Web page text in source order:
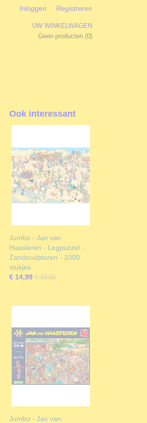
Inloggen Registreren
UW WINKELWAGEN
Geen producten (0)
Ook interessant
Jumbo - Jan van
Haasteren - Legpuzzel -
Zandsculpturen - 1000
stukjes
€ 14,99 € 19,00
Jumbo - Jan van